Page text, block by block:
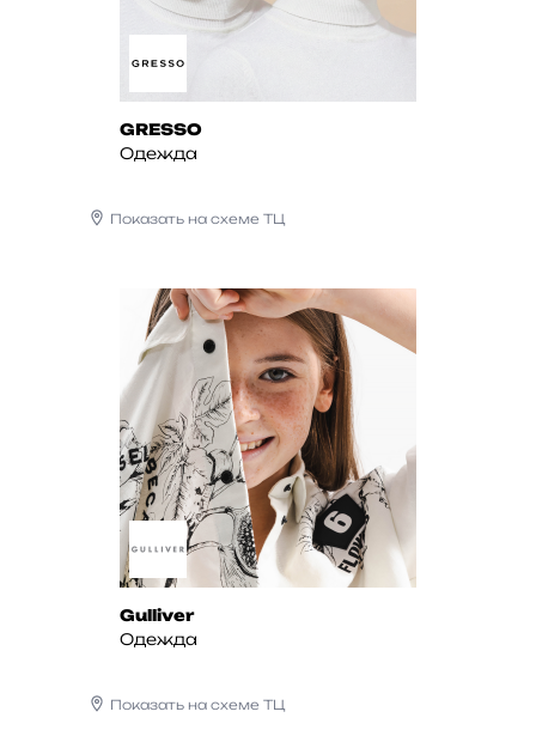
GRESSO
Одежда
Показать на схеме ТЦ
Gulliver
Одежда
Показать на схеме ТЦ